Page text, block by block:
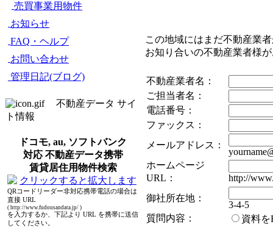
売買事業用物件
お知らせ
FAQ・ヘルプ
お問い合わせ
管理日記(ブログ)
不動産データ サイ
ト情報
ドコモ, au, ソフトバンク
対応 不動産データ携帯
賃貸居住用物件検索
QRコードリーダー非対応携帯電話の場合は
直接 URL
( http://www.fudousandata.jp/ )
を入力するか、下記より URL を携帯に送信
してください。
この地域にはまだ不動産業
お知り合いの不動産業者様
不動産業者名：
ご担当者名：
電話番号：
ファックス：
メールアドレス：
ホームページ
URL：
http://
御社所在地：
3-4-5
質問内容：
資料